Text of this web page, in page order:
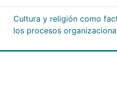
Cultura y religión como
los procesos